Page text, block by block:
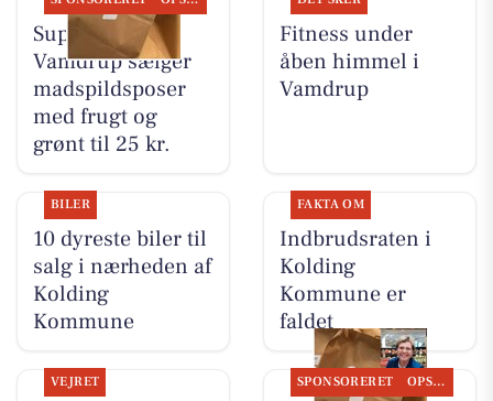
SuperBrugsen
Vamdrup sælger
madspildsposer
med frugt og
grønt til 25 kr.
Fitness under
åben himmel i
Vamdrup
BILER
10 dyreste biler til
salg i nærheden af
Kolding
Kommune
FAKTA OM
Indbrudsraten i
Kolding
Kommune er
faldet
VEJRET SPONSORERET OPSLAGSTAVLEN